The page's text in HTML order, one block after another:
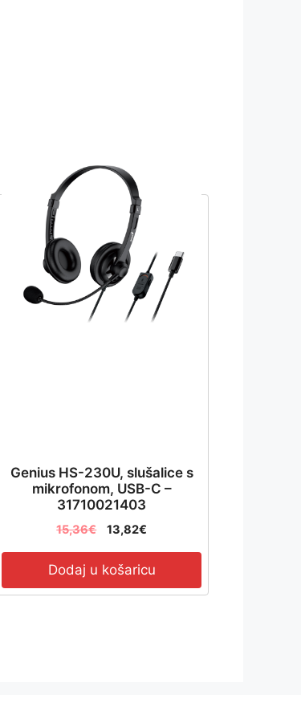
Genius HS-230U, slušalice s
mikrofonom, USB-C –
31710021403
15,36€ 13,82€
Dodaj u košaricu